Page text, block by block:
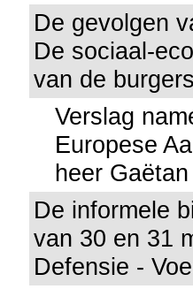
De gevolgen
De sociaal-
van de
Verslag
Europese
heer
De informele
van 30 en 31
Defensie -